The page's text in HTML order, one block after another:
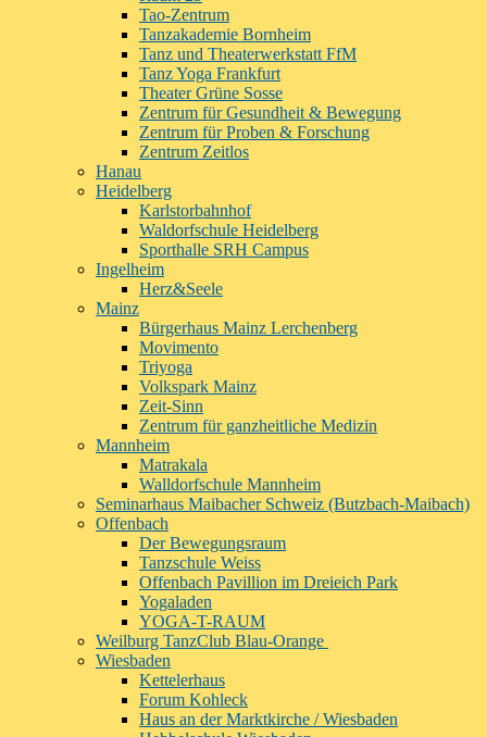
Tao-Zentrum
Tanzakademie Bornheim
Tanz und Theaterwerkstatt FfM
Tanz Yoga Frankfurt
Theater Grüne Sosse
Zentrum für Gesundheit & Bewegung
Zentrum für Proben & Forschung
Zentrum Zeitlos
Hanau
Heidelberg
Karlstorbahnhof
Waldorfschule Heidelberg
Sporthalle SRH Campus
Ingelheim
Herz&Seele
Mainz
Bürgerhaus Mainz Lerchenberg
Movimento
Triyoga
Volkspark Mainz
Zeit-Sinn
Zentrum für ganzheitliche Medizin
Mannheim
Matrakala
Walldorfschule Mannheim
Seminarhaus Maibacher Schweiz (Butzbach-Maibach)
Offenbach
Der Bewegungsraum
Tanzschule Weiss
Offenbach Pavillion im Dreieich Park
Yogaladen
YOGA-T-RAUM
Weilburg TanzClub Blau-Orange
Wiesbaden
Kettelerhaus
Forum Kohleck
Haus an der Marktkirche / Wiesbaden